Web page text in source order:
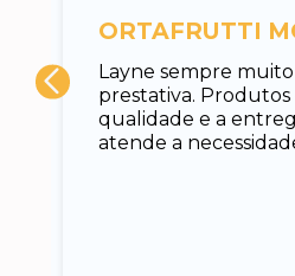
Layne sempre
prestativa.
qualidade e a
atende a
ORTAFRUTTI